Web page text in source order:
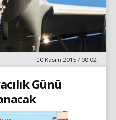
30 Kasım 2015 / 08:02
Günü